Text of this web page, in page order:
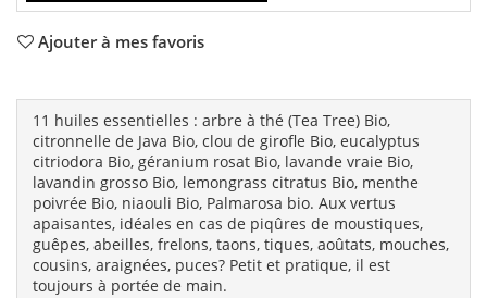
Ajouter à mes favoris
11 huiles essentielles : arbre à thé (Tea Tree) Bio,
citronnelle de Java Bio, clou de girofle Bio, eucalyptus
citriodora Bio, géranium rosat Bio, lavande vraie Bio,
lavandin grosso Bio, lemongrass citratus Bio, menthe
poivrée Bio, niaouli Bio, Palmarosa bio. Aux vertus
apaisantes, idéales en cas de piqûres de moustiques,
guêpes, abeilles, frelons, taons, tiques, aoûtats, mouches,
cousins, araignées, puces? Petit et pratique, il est
toujours à portée de main.